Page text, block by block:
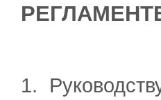
1.